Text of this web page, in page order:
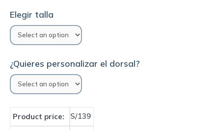
Elegir talla
¿Quieres personalizar el dorsal?
Product price: S/139